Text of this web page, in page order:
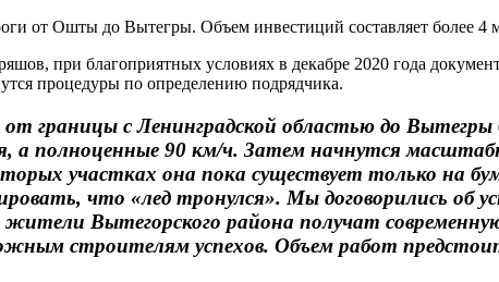
от Ошты до Вытегры. Объем инвестиций составляет более 4
при благоприятных условиях в декабре 2020 года
процедуры по определению подрядчика.
границы с Ленинградской областью до Вытегры
а полноценные 90 км/ч. Затем начнутся
участках она пока существует только на
что «лед тронулся». Мы договорились об
жители Вытегорского района получат
строителям успехов. Объем работ